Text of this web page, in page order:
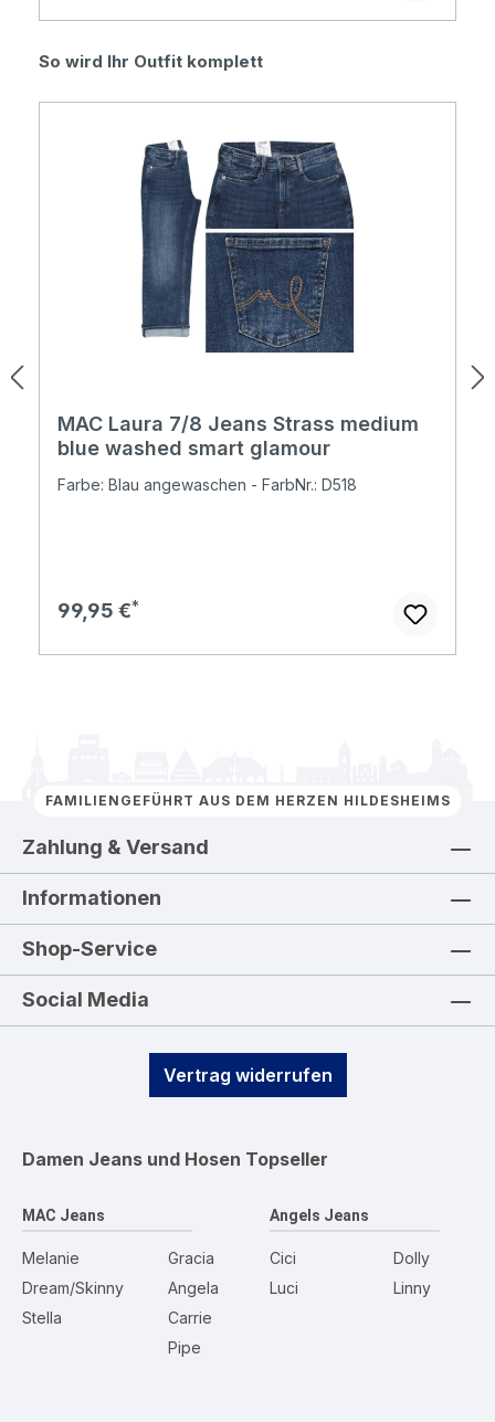
Produktgalerie überspringen
So wird Ihr Outfit komplett
MAC Laura 7/8 Jeans Strass medium
blue washed smart glamour
Farbe: Blau angewaschen - FarbNr.: D518
Regulärer Preis:
99,95 €
FAMILIENGEFÜHRT AUS DEM HERZEN HILDESHEIMS
Zahlung & Versand
Informationen
Shop-Service
Social Media
Vertrag widerrufen
Damen Jeans und Hosen Topseller
MAC Jeans
Melanie
Dream/Skinny
Stella
Gracia
Angela
Carrie
Pipe
Angels Jeans
Cici
Luci
Dolly
Linny